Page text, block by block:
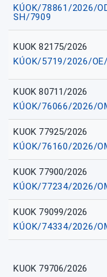
KÚOK/78861/2026/
SH/7909
KUOK 82175/2026
KÚOK/5719/2026/
KUOK 80711/2026
KÚOK/76066/2026/
KUOK 77925/2026
KÚOK/76160/2026/
KUOK 77900/2026
KÚOK/77234/2026/
KUOK 79099/2026
KÚOK/74334/2026/
KUOK 79706/2026